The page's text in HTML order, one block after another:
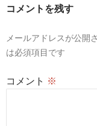
ョ
ン
コメントを残す
メールアドレスが公開
は必須項目です
コメント ※